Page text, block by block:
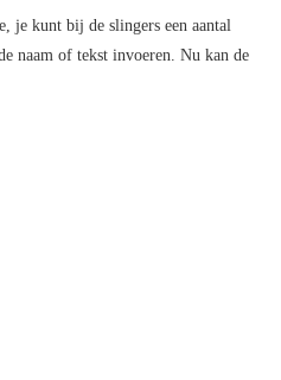
je kunt bij de slingers een aantal
naam of tekst invoeren. Nu kan de